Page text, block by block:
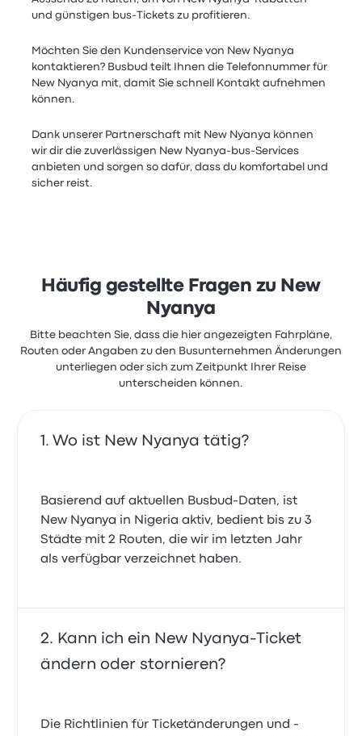
und günstigen bus-Tickets zu profitieren.
Möchten Sie den Kundenservice von New Nyanya
kontaktieren? Busbud teilt Ihnen die Telefonnummer für
New Nyanya mit, damit Sie schnell Kontakt aufnehmen
können.
Dank unserer Partnerschaft mit New Nyanya können
wir dir die zuverlässigen New Nyanya-bus-Services
anbieten und sorgen so dafür, dass du komfortabel und
sicher reist.
Häufig gestellte Fragen zu New
Nyanya
Bitte beachten Sie, dass die hier angezeigten Fahrpläne,
Routen oder Angaben zu den Busunternehmen Änderungen
unterliegen oder sich zum Zeitpunkt Ihrer Reise
unterscheiden können.
Wo ist New Nyanya tätig?
Basierend auf aktuellen Busbud-Daten, ist
New Nyanya in Nigeria aktiv, bedient bis zu 3
Städte mit 2 Routen, die wir im letzten Jahr
als verfügbar verzeichnet haben.
Kann ich ein New Nyanya-Ticket
ändern oder stornieren?
Die Richtlinien für Ticketänderungen und -